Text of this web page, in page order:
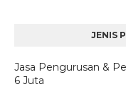
JENIS
Jasa Pengurusan &
6 Juta